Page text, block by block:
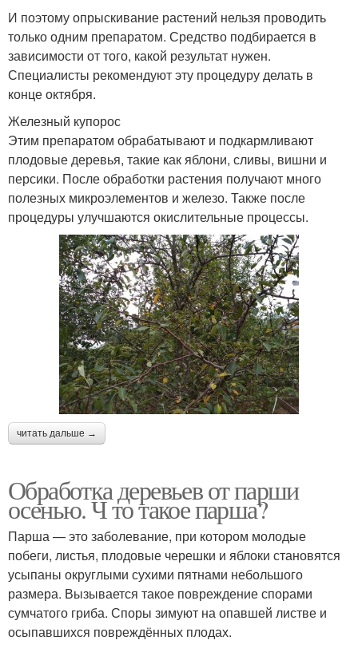
И поэтому опрыскивание растений нельзя проводить
только одним препаратом. Средство подбирается в
зависимости от того, какой результат нужен.
Специалисты рекомендуют эту процедуру делать в
конце октября.
Железный купорос
Этим препаратом обрабатывают и подкармливают
плодовые деревья, такие как яблони, сливы, вишни и
персики. После обработки растения получают много
полезных микроэлементов и железо. Также после
процедуры улучшаются окислительные процессы.
читать дальше →
Обработка деревьев от парши
осенью. Ч то такое парша?
Парша — это заболевание, при котором молодые
побеги, листья, плодовые черешки и яблоки становятся
усыпаны округлыми сухими пятнами небольшого
размера. Вызывается такое повреждение спорами
сумчатого гриба. Споры зимуют на опавшей листве и
осыпавшихся повреждённых плодах.